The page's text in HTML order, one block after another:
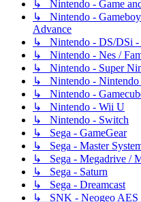
↳ Nintendo - Game
↳ Nintendo -
Advance
↳ Nintendo - DS/DSi -
↳ Nintendo - Nes /
↳ Nintendo - Super
↳ Nintendo - Nintendo
↳ Nintendo -
↳ Nintendo - Wii U
↳ Nintendo - Switch
↳ Sega - GameGear
↳ Sega - Master
↳ Sega - Megadrive /
↳ Sega - Saturn
↳ Sega - Dreamcast
↳ SNK - Neogeo AES